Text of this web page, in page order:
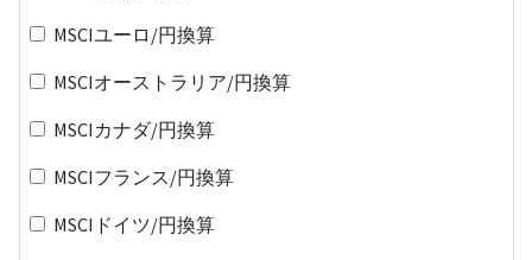
MSCIユーロ/円換算
MSCIオーストラリア/円換算
MSCIカナダ/円換算
MSCIフランス/円換算
MSCIドイツ/円換算